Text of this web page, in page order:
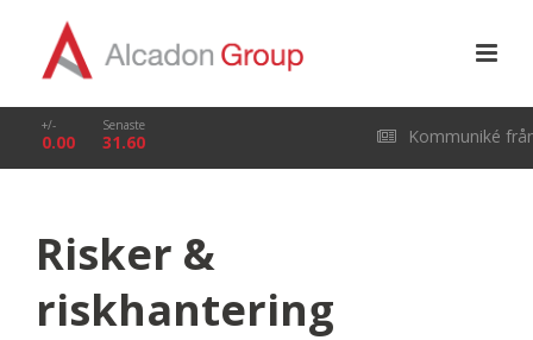
+/-
0.00
Senaste
31.60 Kommuniké
Risker &
riskhantering